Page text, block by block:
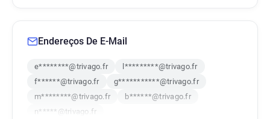
Endereços De E-Mail
e********@trivago.fr
l*********@trivago.fr
f******@trivago.fr
g***********@trivago.fr
m********@trivago.fr
b******@trivago.fr
n*****@trivago.fr